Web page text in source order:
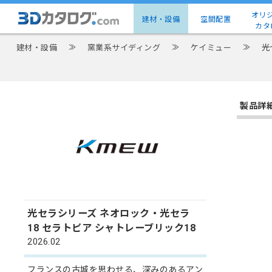
建材・設備 空間配置
オリ
カタ
建材・設備 ≫ 窯業系サイディング ≫ ケイミュー ≫ 光
光セラシリーズ ネオロック・光セラ
18 セラトピア シャトレーブリック18
2026.02
フランスの古城を思わせる、深みのあるアン
製品詳